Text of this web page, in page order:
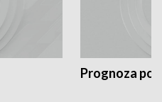
Prognoza